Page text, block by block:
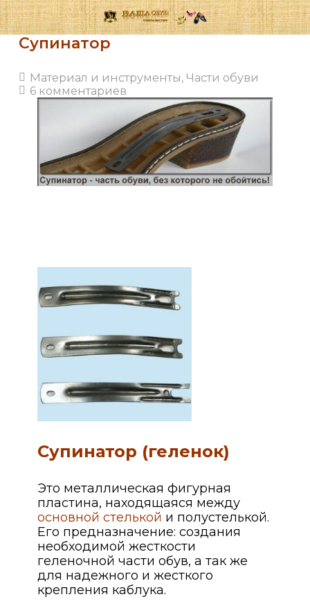
Супинатор
Материал и инструменты, Части обуви
6 комментариев
Супинатор (геленок)
Это металлическая фигурная
пластина, находящаяся между
основной стелькой и полустелькой.
Его предназначение: создания
необходимой жесткости
геленочной части обув, а так же
для надежного и жесткого
крепления каблука.